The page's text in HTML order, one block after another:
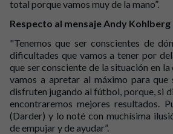
total porque vamos muy de la mano”.
Respecto al mensaje Andy Kohlberg
"Tenemos que ser conscientes de
dificultades que vamos a tener por
que ser consciente de la situación en
vamos a apretar al máximo para que
disfruten jugando al fútbol, porque, si
encontraremos mejores resultados.
(Darder) y lo noté con muchísima
de empujar y de ayudar”.